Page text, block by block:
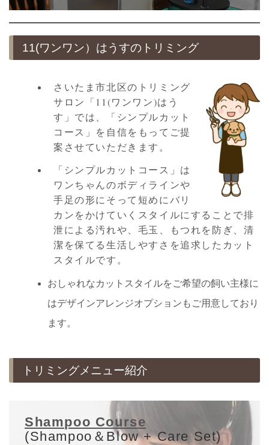
11(ワンワン）はうすのトリミング
さいたま市北区のトリミング
サロン「11(ワンワン)はう
す」では、「シンプルカット
コース」を自信をもってご提
案させていただきます。
「シンプルカットコース」は
ワンちゃんのボディラインや
手足の形にそって短めにバリ
カンをかけていくスタイルにすることで排
泄による汚れや、毛玉、もつれを防ぎ、清
潔を保てる生活しやすさを追求したカット
スタイルです。
おしゃれなカットスタイルをご希望の飼い主様に
はデザインアレンジオプションもご用意しており
ます。
トリミングメニュー紹介
Shampoo Course
(Shampoo＆Blow + Care Set)